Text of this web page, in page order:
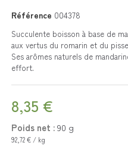
Référence 004378
Succulente boisson à base de
aux vertus du romarin et du
Ses arômes naturels de
effort.
8,35 €
Poids net : 90 g
92,72 € / kg